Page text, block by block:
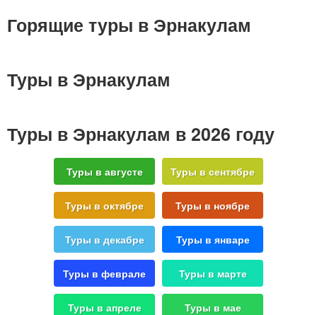
Горящие туры в Эрнакулам
Туры в Эрнакулам
Туры в Эрнакулам в 2026 году
Туры в августе Туры в сентябре
Туры в октябре Туры в ноябре
Туры в декабре Туры в январе
Туры в феврале Туры в марте
Туры в апреле Туры в мае